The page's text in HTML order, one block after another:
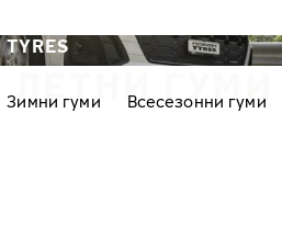
ЛЕТНИ ГУМИ
Зимни гуми Всесезонни гуми